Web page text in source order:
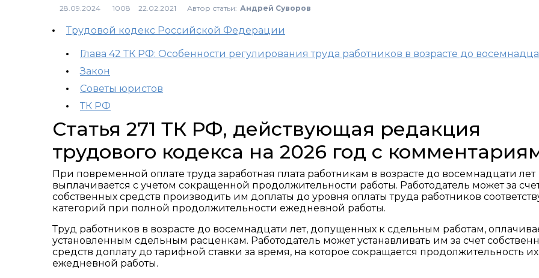
1008 Автор статьи: Андрей Суворов
Трудовой кодекс Российской Федерации
Глава 42 ТК РФ: Особенности регулирования труда работников в возрасте до
Закон
Советы юристов
ТК РФ
Статья 271 ТК РФ, действующая редакция
трудового кодекса на 2026 год с
При повременной оплате труда заработная плата работникам в возрасте до восемнадцати лет
выплачивается с учетом сокращенной продолжительности работы. Работодатель может за
собственных средств производить им доплаты до уровня оплаты труда работников
категорий при полной продолжительности ежедневной работы.
Труд работников в возрасте до восемнадцати лет, допущенных к сдельным работам,
установленным сдельным расценкам. Работодатель может устанавливать им за счет
средств доплату до тарифной ставки за время, на которое сокращается продолжительность их
ежедневной работы.